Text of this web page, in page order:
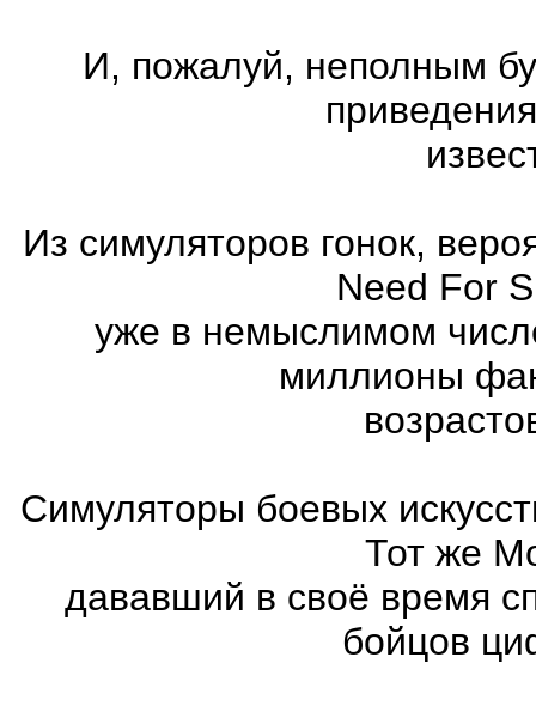
И, пожалуй, неполным
Из симуляторов гонок,
Need For
уже в немыслимом
миллионы
Симуляторы боевых
Тот же
дававший в своё время
бойцов